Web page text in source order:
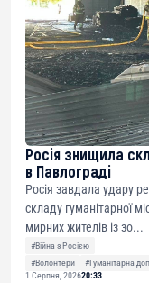
Росія знищила
в Павлограді
Росія завдала удару
складу гуманітарної
мирних жителів із зо...
#Війна з Росією
#Волонтери
#Гуманітарна
1 Серпня, 202620:33